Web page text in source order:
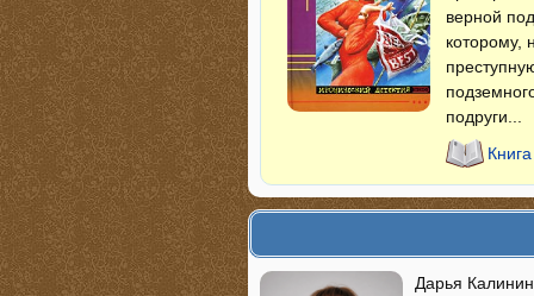
верной
которому,
подруги...
Дарья